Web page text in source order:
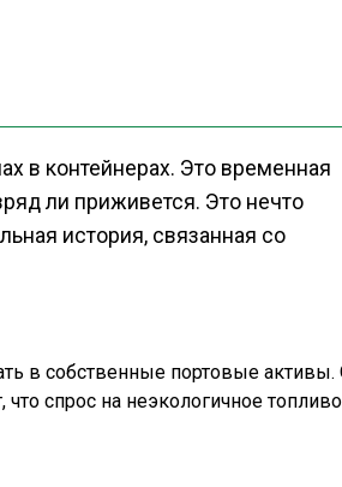
в контейнерах. Это временная
ли приживется. Это нечто
история, связанная со
в собственные портовые активы.
что спрос на неэкологичное топливо